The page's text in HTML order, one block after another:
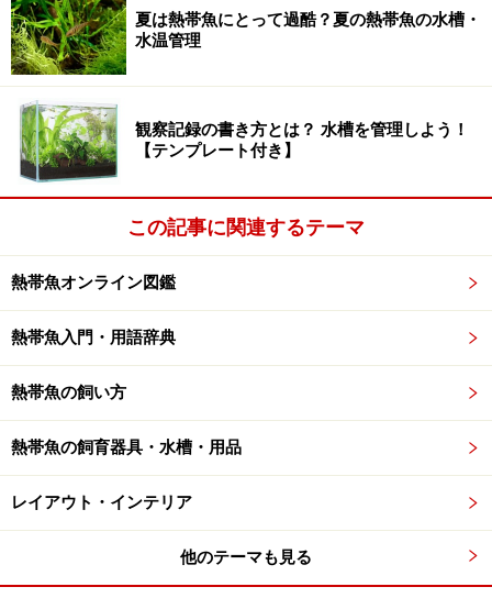
クルス、他
皆さんの自慢のアクアリウムを「All About 熱帯魚」サイトで紹介し
てみませんか？我こそは！という方は、ガイド宛てに（
aquarium@im.allabout.co.jp
水槽の写真 or 自慢の愛魚の写真
CO2添加の有無、etc）
HPをお持ちの方は、サイトURL
皆様からのご応募お待ちしております。
他のレイアウトを画像から探す！
夏は熱帯魚にとって過酷？夏の熱帯魚の水槽・
水温管理
観察記録の書き方とは？ 水槽を管理しよう！
【テンプレート付き】
この記事に関連するテーマ
熱帯魚オンライン図鑑
熱帯魚入門・用語辞典
熱帯魚の飼い方
熱帯魚の飼育器具・水槽・用品
レイアウト・インテリア
他のテーマも見る